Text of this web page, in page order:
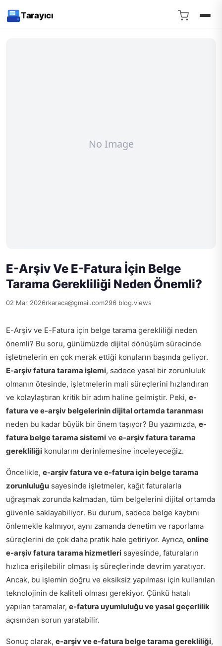
Tarayıcı
E-Arşiv Ve E-Fatura İçin Belge
Tarama Gerekliliği Neden Önemli?
02 Mar 2026rkaraca@gmail.com296 blog.views
E-Arşiv ve E-Fatura için belge tarama gerekliliği neden
önemli? Bu soru, günümüzde dijital dönüşüm sürecinde
işletmelerin en çok merak ettiği konuların başında geliyor.
E-arşiv fatura tarama işlemi, sadece yasal bir zorunluluk
olmanın ötesinde, işletmelerin mali süreçlerini hızlandıran
ve kolaylaştıran kritik bir adım haline gelmiştir. Peki, e-
fatura ve e-arşiv belgelerinin dijital ortamda taranması
neden bu kadar büyük bir önem taşıyor? Bu yazımızda, e-
fatura belge tarama sistemi ve e-arşiv fatura tarama
gerekliliği konularını derinlemesine inceleyeceğiz.
Öncelikle, e-arşiv fatura ve e-fatura için belge tarama
zorunluluğu sayesinde işletmeler, kağıt faturalarla
uğraşmak zorunda kalmadan, tüm belgelerini dijital ortamda
güvenle saklayabiliyor. Bu durum, sadece belge kaybını
önlemekle kalmıyor, aynı zamanda denetim ve raporlama
süreçlerini de çok daha pratik hale getiriyor. Ayrıca, online
e-arşiv fatura tarama hizmetleri sayesinde, faturaların
hızlıca erişilebilir olması iş süreçlerinde devrim yaratıyor.
Ancak, bu işlemin doğru ve eksiksiz yapılması için kullanılan
teknolojinin de kaliteli olması gerekiyor. Çünkü hatalı
yapılan taramalar, e-fatura uyumluluğu ve yasal geçerlilik
açısından sorun yaratabilir.
Sonuç olarak, e-arşiv ve e-fatura belge tarama gerekliliği,